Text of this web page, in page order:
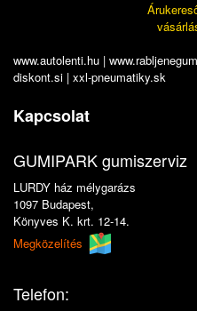
www.autolenti.hu |
diskont.si | xxl-pneumatiky.sk
Kapcsolat
GUMIPARK gumiszerviz
LURDY ház mélygarázs
1097 Budapest,
Könyves K. krt. 12-14.
Megközelítés
Telefon: